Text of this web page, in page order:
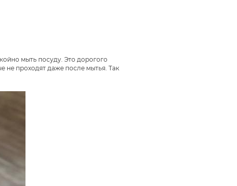
мыть посуду. Это дорогого
не проходят даже после мытья. Так